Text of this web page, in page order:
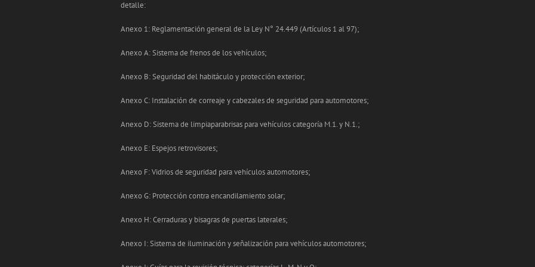
detalle:
Anexo 1: Reglamentación general de la Ley N° 24.449 (Artículos 1 al 97);
Anexo A: Sistema de frenos de los vehículos;
Anexo B: Seguridad del habitáculo y protección exterior;
Anexo C: Instalación de correaje y cabezales de seguridad para automotores;
Anexo D: Sistema de limpiaparabrisas para vehículos categoría M.1. y N.1.;
Anexo E: Espejos retrovisores;
Anexo F: Vidrios de seguridad para vehículos automotores;
Anexo G: Protección contra encandilamiento solar;
Anexo H: Cerraduras y bisagras de puertas laterales;
Anexo I: Sistema de iluminación y señalización para vehículos automotores;